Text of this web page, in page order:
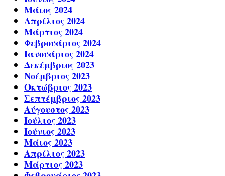
Μάιος 2024
Απρίλιος 2024
Μάρτιος 2024
Φεβρουάριος 2024
Ιανουάριος 2024
Δεκέμβριος 2023
Νοέμβριος 2023
Οκτώβριος 2023
Σεπτέμβριος 2023
Αύγουστος 2023
Ιούλιος 2023
Ιούνιος 2023
Μάιος 2023
Απρίλιος 2023
Μάρτιος 2023